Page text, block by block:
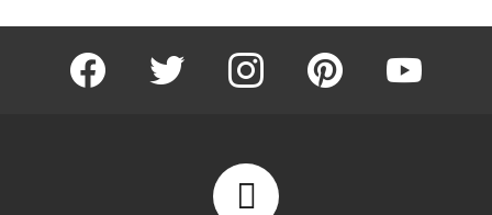
facebook twitter instagram pinterest youtube